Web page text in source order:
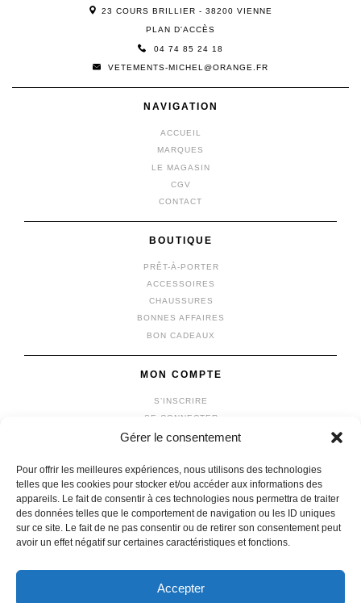
Gérer le consentement
Pour offrir les meilleures expériences, nous utilisons des technologies
telles que les cookies pour stocker et/ou accéder aux informations des
appareils. Le fait de consentir à ces technologies nous permettra de traiter
des données telles que le comportement de navigation ou les ID uniques
sur ce site. Le fait de ne pas consentir ou de retirer son consentement peut
avoir un effet négatif sur certaines caractéristiques et fonctions.
Accepter
23 COURS BRILLIER - 38200 VIENNE
PLAN D'ACCÈS
04 74 85 24 18
VETEMENTS-MICHEL@ORANGE.FR
NAVIGATION
ACCUEIL
MARQUES
LE MAGASIN
CGV
CONTACT
BOUTIQUE
PRÊT-À-PORTER
ACCESSOIRES
CHAUSSURES
BONNES AFFAIRES
BON CADEAUX
MON COMPTE
S’INSCRIRE
SE CONNECTER
MON COMPTE
MON PANIER